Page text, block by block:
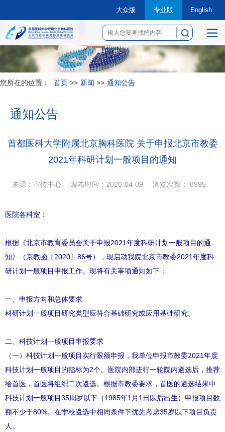
大众版 专业版 English
菜
您所在的位置： 首页 >> 新闻 >> 通知公告
通知公告
首都医科大学附属北京胸科医院 关于申报北京市教委
2021年科研计划一般项目的通知
来源：宣传中心 发布时间：2020-04-09 浏览次数： 8995
医院各科室：
根据《北京市教育委员会关于申报2021年度科研计划一般项目的通
知》（京教函〔2020〕86号），现启动我院北京市教委2021年度科
研计划一般项目申报工作。现将有关事项通知如下：
一、申报方向和总体要求
科研计划一般项目研究类型应符合基础研究或应用基础研究。
二、科技计划一般项目申报要求
（一）科技计划一般项目实行限额申报，我单位申报市教委2021年度
科技计划一般项目的指标为2个。医院内部进行一轮院内遴选后，推荐
给首医，首医将组织二次遴选。根据市教委要求，首医的遴选结果中
科技计划一般项目35周岁以下（1985年1月1日以后出生）申报项目数
额不少于80%。在学校遴选中相同条件下优先考虑35岁以下项目负责
人。